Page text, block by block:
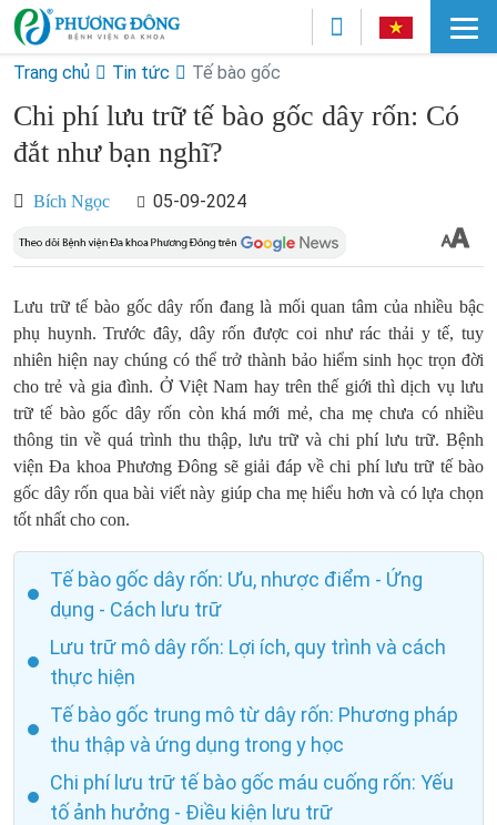
Trang chủ Tin tức Tế bào gốc
Chi phí lưu trữ tế bào gốc dây rốn: Có
đắt như bạn nghĩ?
Bích Ngọc 05-09-2024
Lưu trữ tế bào gốc dây rốn đang là mối quan tâm của nhiều bậc
phụ huynh. Trước đây, dây rốn được coi như rác thải y tế, tuy
nhiên hiện nay chúng có thể trở thành bảo hiểm sinh học trọn đời
cho trẻ và gia đình. Ở Việt Nam hay trên thế giới thì dịch vụ lưu
trữ tế bào gốc dây rốn còn khá mới mẻ, cha mẹ chưa có nhiều
thông tin về quá trình thu thập, lưu trữ và chi phí lưu trữ. Bệnh
viện Đa khoa Phương Đông sẽ giải đáp về chi phí lưu trữ tế bào
gốc dây rốn qua bài viết này giúp cha mẹ hiểu hơn và có lựa chọn
tốt nhất cho con.
Tế bào gốc dây rốn: Ưu, nhược điểm - Ứng
dụng - Cách lưu trữ
Lưu trữ mô dây rốn: Lợi ích, quy trình và cách
thực hiện
Tế bào gốc trung mô từ dây rốn: Phương pháp
thu thập và ứng dụng trong y học
Chi phí lưu trữ tế bào gốc máu cuống rốn: Yếu
tố ảnh hưởng - Điều kiện lưu trữ